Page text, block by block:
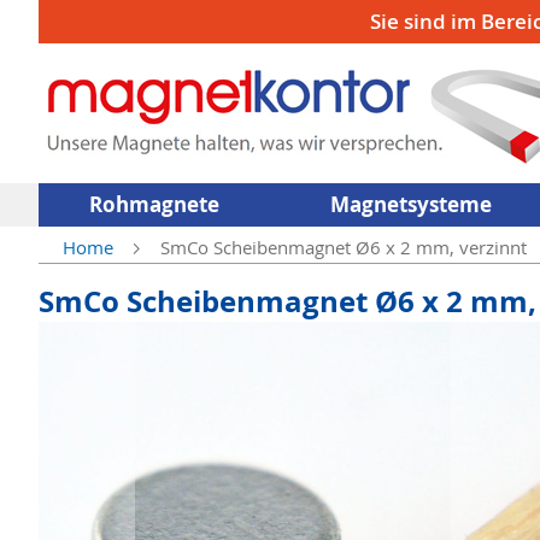
Sie sind im
Rohmagnete Magnetsysteme
Home SmCo Scheibenmagnet Ø6 x 2 mm, verzinnt
SmCo Scheibenmagnet Ø6 x 2